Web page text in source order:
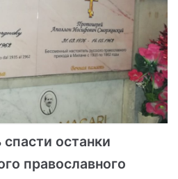
останки
православного